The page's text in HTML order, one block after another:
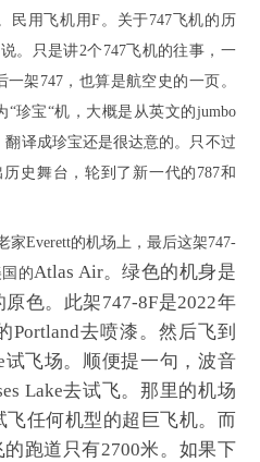
民用飞机用F 。关于747飞机的历
。只是讲2个 747飞机的往事，一
一架 747，也算是航空史的一页。
“珍宝“机，大概是从英文的jumbo
翻译成珍宝还是很达意的。只不过
史舞台，轮到了新一代的 787和
家Everett的机场上，最后这架747-
的Atlas Air。绿色的机身是
色。 此架747-8F是2022年
Portland去喷漆。然后飞到
试飞场。顺便提一句，波音
Lake去试飞。那里的机场
飞任何机型的超巨飞机。而
的跑道只有2700米。如果下